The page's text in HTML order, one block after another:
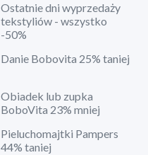
Ostatnie dni wyprzedaży
tekstyliów - wszystko
-50%
Danie Bobovita 25% taniej
Obiadek lub zupka
BoboVita 23% mniej
Pieluchomajtki Pampers
44% taniej